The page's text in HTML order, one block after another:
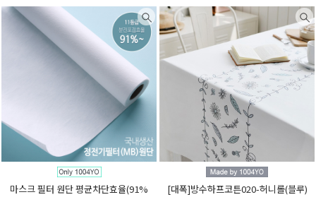
마스크 필터 원단 평균차단효율(91%
[대폭]방수하프코튼020-허니롤(블루)